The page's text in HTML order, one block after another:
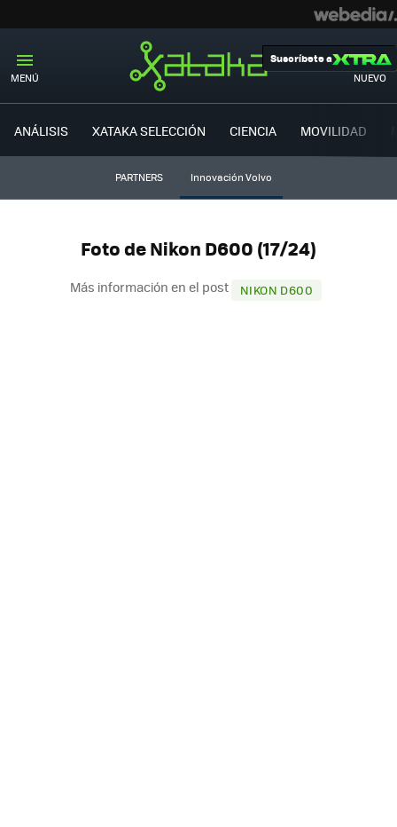
MENÚ NUEVO
Suscríbete a
ANÁLISIS XATAKA SELECCIÓN CIENCIA MOVILIDAD
PARTNERS Innovación Volvo
Foto de Nikon D600 (17/24)
Más información en el post NIKON D600